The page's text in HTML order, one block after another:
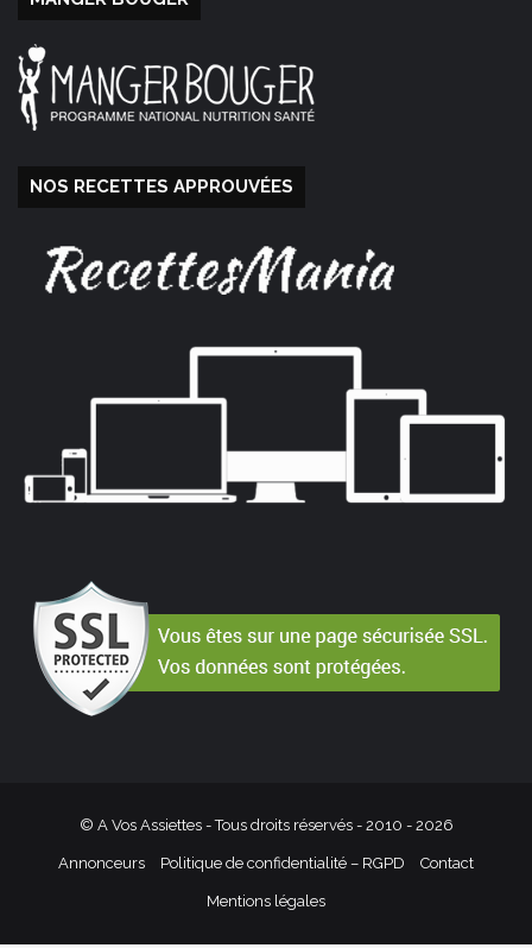
NOS RECETTES APPROUVÉES
© A Vos Assiettes - Tous droits réservés - 2010 - 2026
Annonceurs Politique de confidentialité – RGPD Contact
Mentions légales